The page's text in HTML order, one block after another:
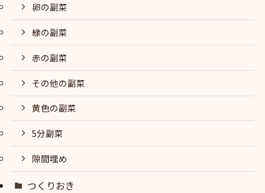
卵の副菜
緑の副菜
赤の副菜
その他の副菜
黄色の副菜
5分副菜
隙間埋め
つくりおき